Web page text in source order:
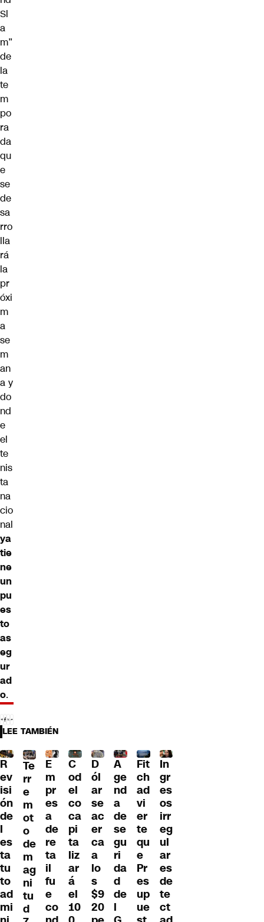
Sl
a
m”
de
la
te
m
po
ra
da
qu
e
se
de
sa
rro
lla
rá
la
pr
óxi
m
a
se
m
an
a y
do
nd
e
el
te
nis
ta
na
cio
nal
ya
tie
ne
un
pu
es
to
as
eg
ur
ad
o.
LEE TAMBIÉN
R
ev
isi
ón
de
l
es
ta
tu
to
ad
mi
Te
rr
e
m
ot
o
de
m
ag
ni
tu
d
E
m
pr
es
a
de
re
ta
il
fu
e
co
C
od
el
co
ca
pi
ta
liz
ar
á
el
10
D
ól
ar
se
ac
er
ca
a
lo
s
$9
20
A
ge
nd
a
de
se
gu
ri
da
d
de
l
Fit
ch
ad
vi
er
te
qu
e
Pr
es
up
ue
In
gr
es
os
irr
eg
ul
ar
es
de
te
ct